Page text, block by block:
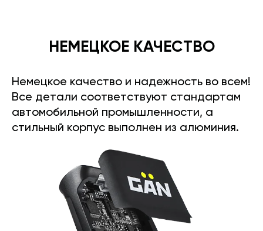
НЕМЕЦКОЕ КАЧЕСТВО
Немецкое качество и надежность во всем!
Все детали соответствуют стандартам
автомобильной промышленности, а
стильный корпус выполнен из алюминия.